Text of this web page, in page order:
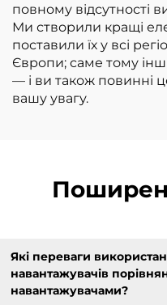
повному відсутності
Ми створили кращі
поставили їх у всі
Європи; саме тому
— і ви також повинні
вашу увагу.
Які переваги
навантажувачів
навантажувачами?